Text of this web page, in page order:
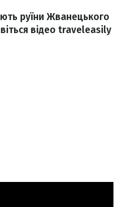
руїни Жванецького
відео traveleasily